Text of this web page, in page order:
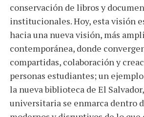
conservación de libros y
institucionales. Hoy, esta visión
hacia una nueva visión, más
contemporánea, donde
compartidas, colaboración y
personas estudiantes; un
la nueva biblioteca de El
universitaria se enmarca dentro